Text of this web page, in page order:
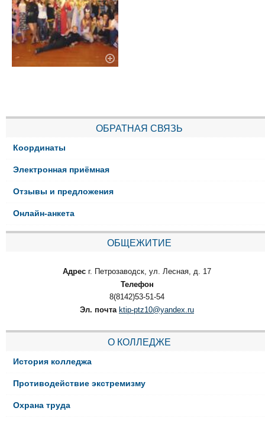
ОБРАТНАЯ СВЯЗЬ
Координаты
Электронная приёмная
Отзывы и предложения
Онлайн-анкета
ОБЩЕЖИТИЕ
Адрес г. Петрозаводск, ул. Лесная, д. 17
Телефон
8(8142)53-51-54
Эл. почта ktip-ptz10@yandex.ru
О КОЛЛЕДЖЕ
История колледжа
Противодействие экстремизму
Охрана труда